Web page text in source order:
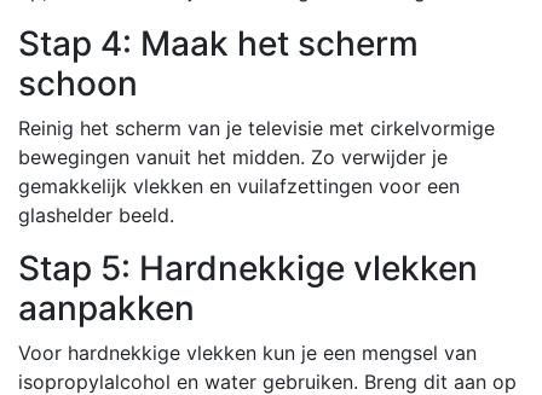
Stap 4: Maak het scherm
schoon
Reinig het scherm van je televisie met cirkelvormige
bewegingen vanuit het midden. Zo verwijder je
gemakkelijk vlekken en vuilafzettingen voor een
glashelder beeld.
Stap 5: Hardnekkige vlekken
aanpakken
Voor hardnekkige vlekken kun je een mengsel van
isopropylalcohol en water gebruiken. Breng dit aan op